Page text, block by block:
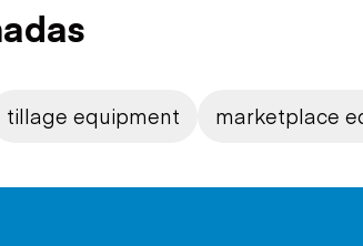
tillage equipment marketplace